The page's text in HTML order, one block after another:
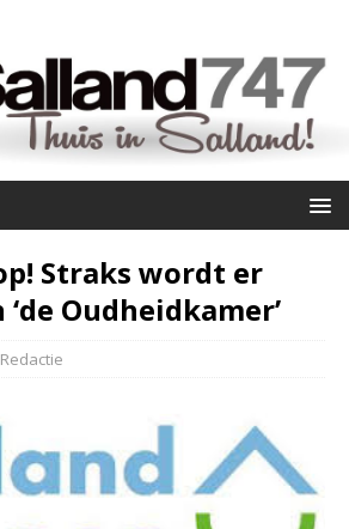
Straks wordt er
Oudheidkamer’
Redactie